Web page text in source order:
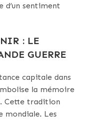
d’un sentiment
: LE
GUERRE
capitale dans
la mémoire
Cette tradition
mondiale. Les